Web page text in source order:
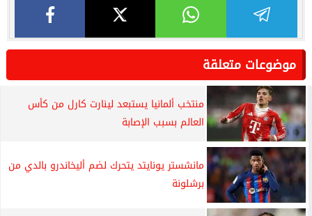
موضوعات متعلقة
منتخب ألمانيا يستبعد لينارت كارل من كأس
العالم بسبب الإصابة
مانشستر يونايتد يتحرك لضم أليخاندرو بالدي من
برشلونة